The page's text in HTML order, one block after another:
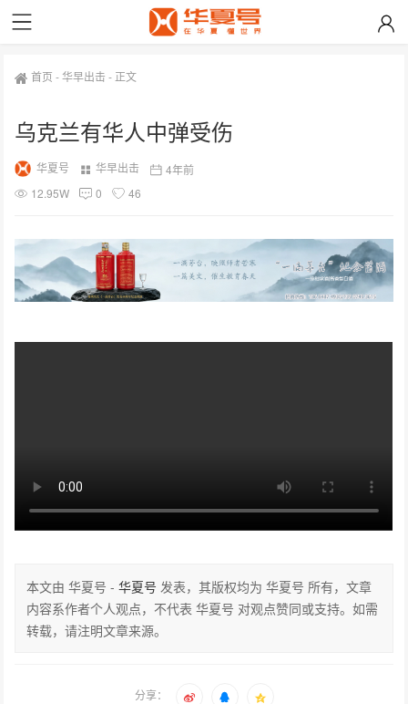
首页 -华早出击 - 正文
乌克兰有华人中弹受伤
华夏号 华早出击
4年前
12.95W
0 46
本文由 华夏号 -华夏号 发表，其版权均为 华夏号 所有，文章
内容系作者个人观点，不代表 华夏号 对观点赞同或支持。如需
转载，请注明文章来源。
分享：